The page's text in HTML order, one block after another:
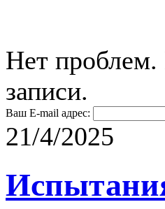
Нет
записи.
Ваш E-mail адрес:
21/4/2025